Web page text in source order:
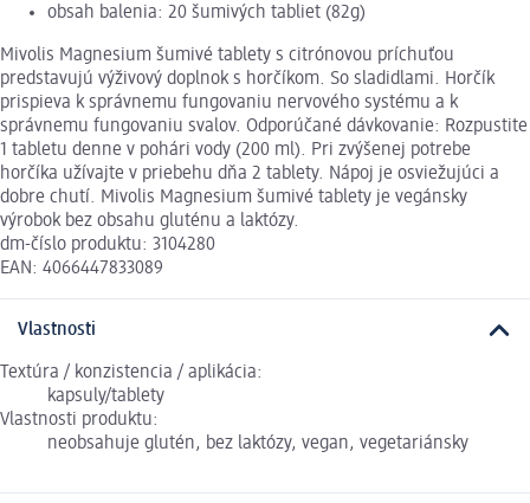
obsah balenia: 20 šumivých tabliet (82g)
Mivolis Magnesium šumivé tablety s citrónovou príchuťou
predstavujú výživový doplnok s horčíkom. So sladidlami. Horčík
prispieva k správnemu fungovaniu nervového systému a k
správnemu fungovaniu svalov. Odporúčané dávkovanie: Rozpustite
1 tabletu denne v pohári vody (200 ml). Pri zvýšenej potrebe
horčíka užívajte v priebehu dňa 2 tablety. Nápoj je osviežujúci a
dobre chutí. Mivolis Magnesium šumivé tablety je vegánsky
výrobok bez obsahu gluténu a laktózy.
dm-číslo produktu: 3104280
EAN: 4066447833089
Vlastnosti
Textúra / konzistencia / aplikácia:
kapsuly/tablety
Vlastnosti produktu:
neobsahuje glutén, bez laktózy, vegan, vegetariánsky